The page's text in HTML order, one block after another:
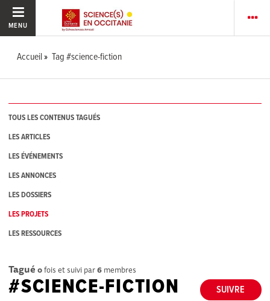
MENU
Accueil Tag #science-fiction
TOUS LES CONTENUS TAGUÉS
LES ARTICLES
LES ÉVÉNEMENTS
LES ANNONCES
LES DOSSIERS
LES PROJETS
LES RESSOURCES
Tagué 0fois et suivi par6 membres
SUIVRE
#SCIENCE-FICTION